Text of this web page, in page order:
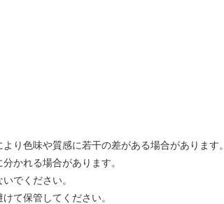
り色味や質感に若干の差がある場合があります。
かれる場合があります。
でください。
て保管してください。